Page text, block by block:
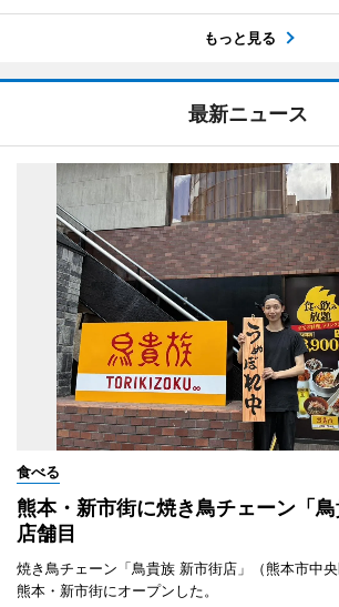
もっと見る
最新ニュース
食べる
熊本・新市街に焼き鳥チェーン「
店舗目
焼き鳥チェーン「鳥貴族 新市街店」（熊本市中央
熊本・新市街にオープンした。